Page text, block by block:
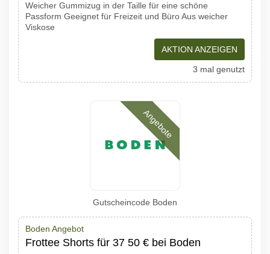
Weicher Gummizug in der Taille für eine schöne
Passform Geeignet für Freizeit und Büro Aus weicher
Viskose
AKTION ANZEIGEN
3 mal genutzt
Angebote
Gutscheincode Boden
Boden Angebot
Frottee Shorts für 37 50 € bei Boden